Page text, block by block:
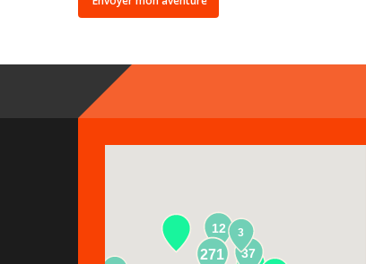
12
271 37
3